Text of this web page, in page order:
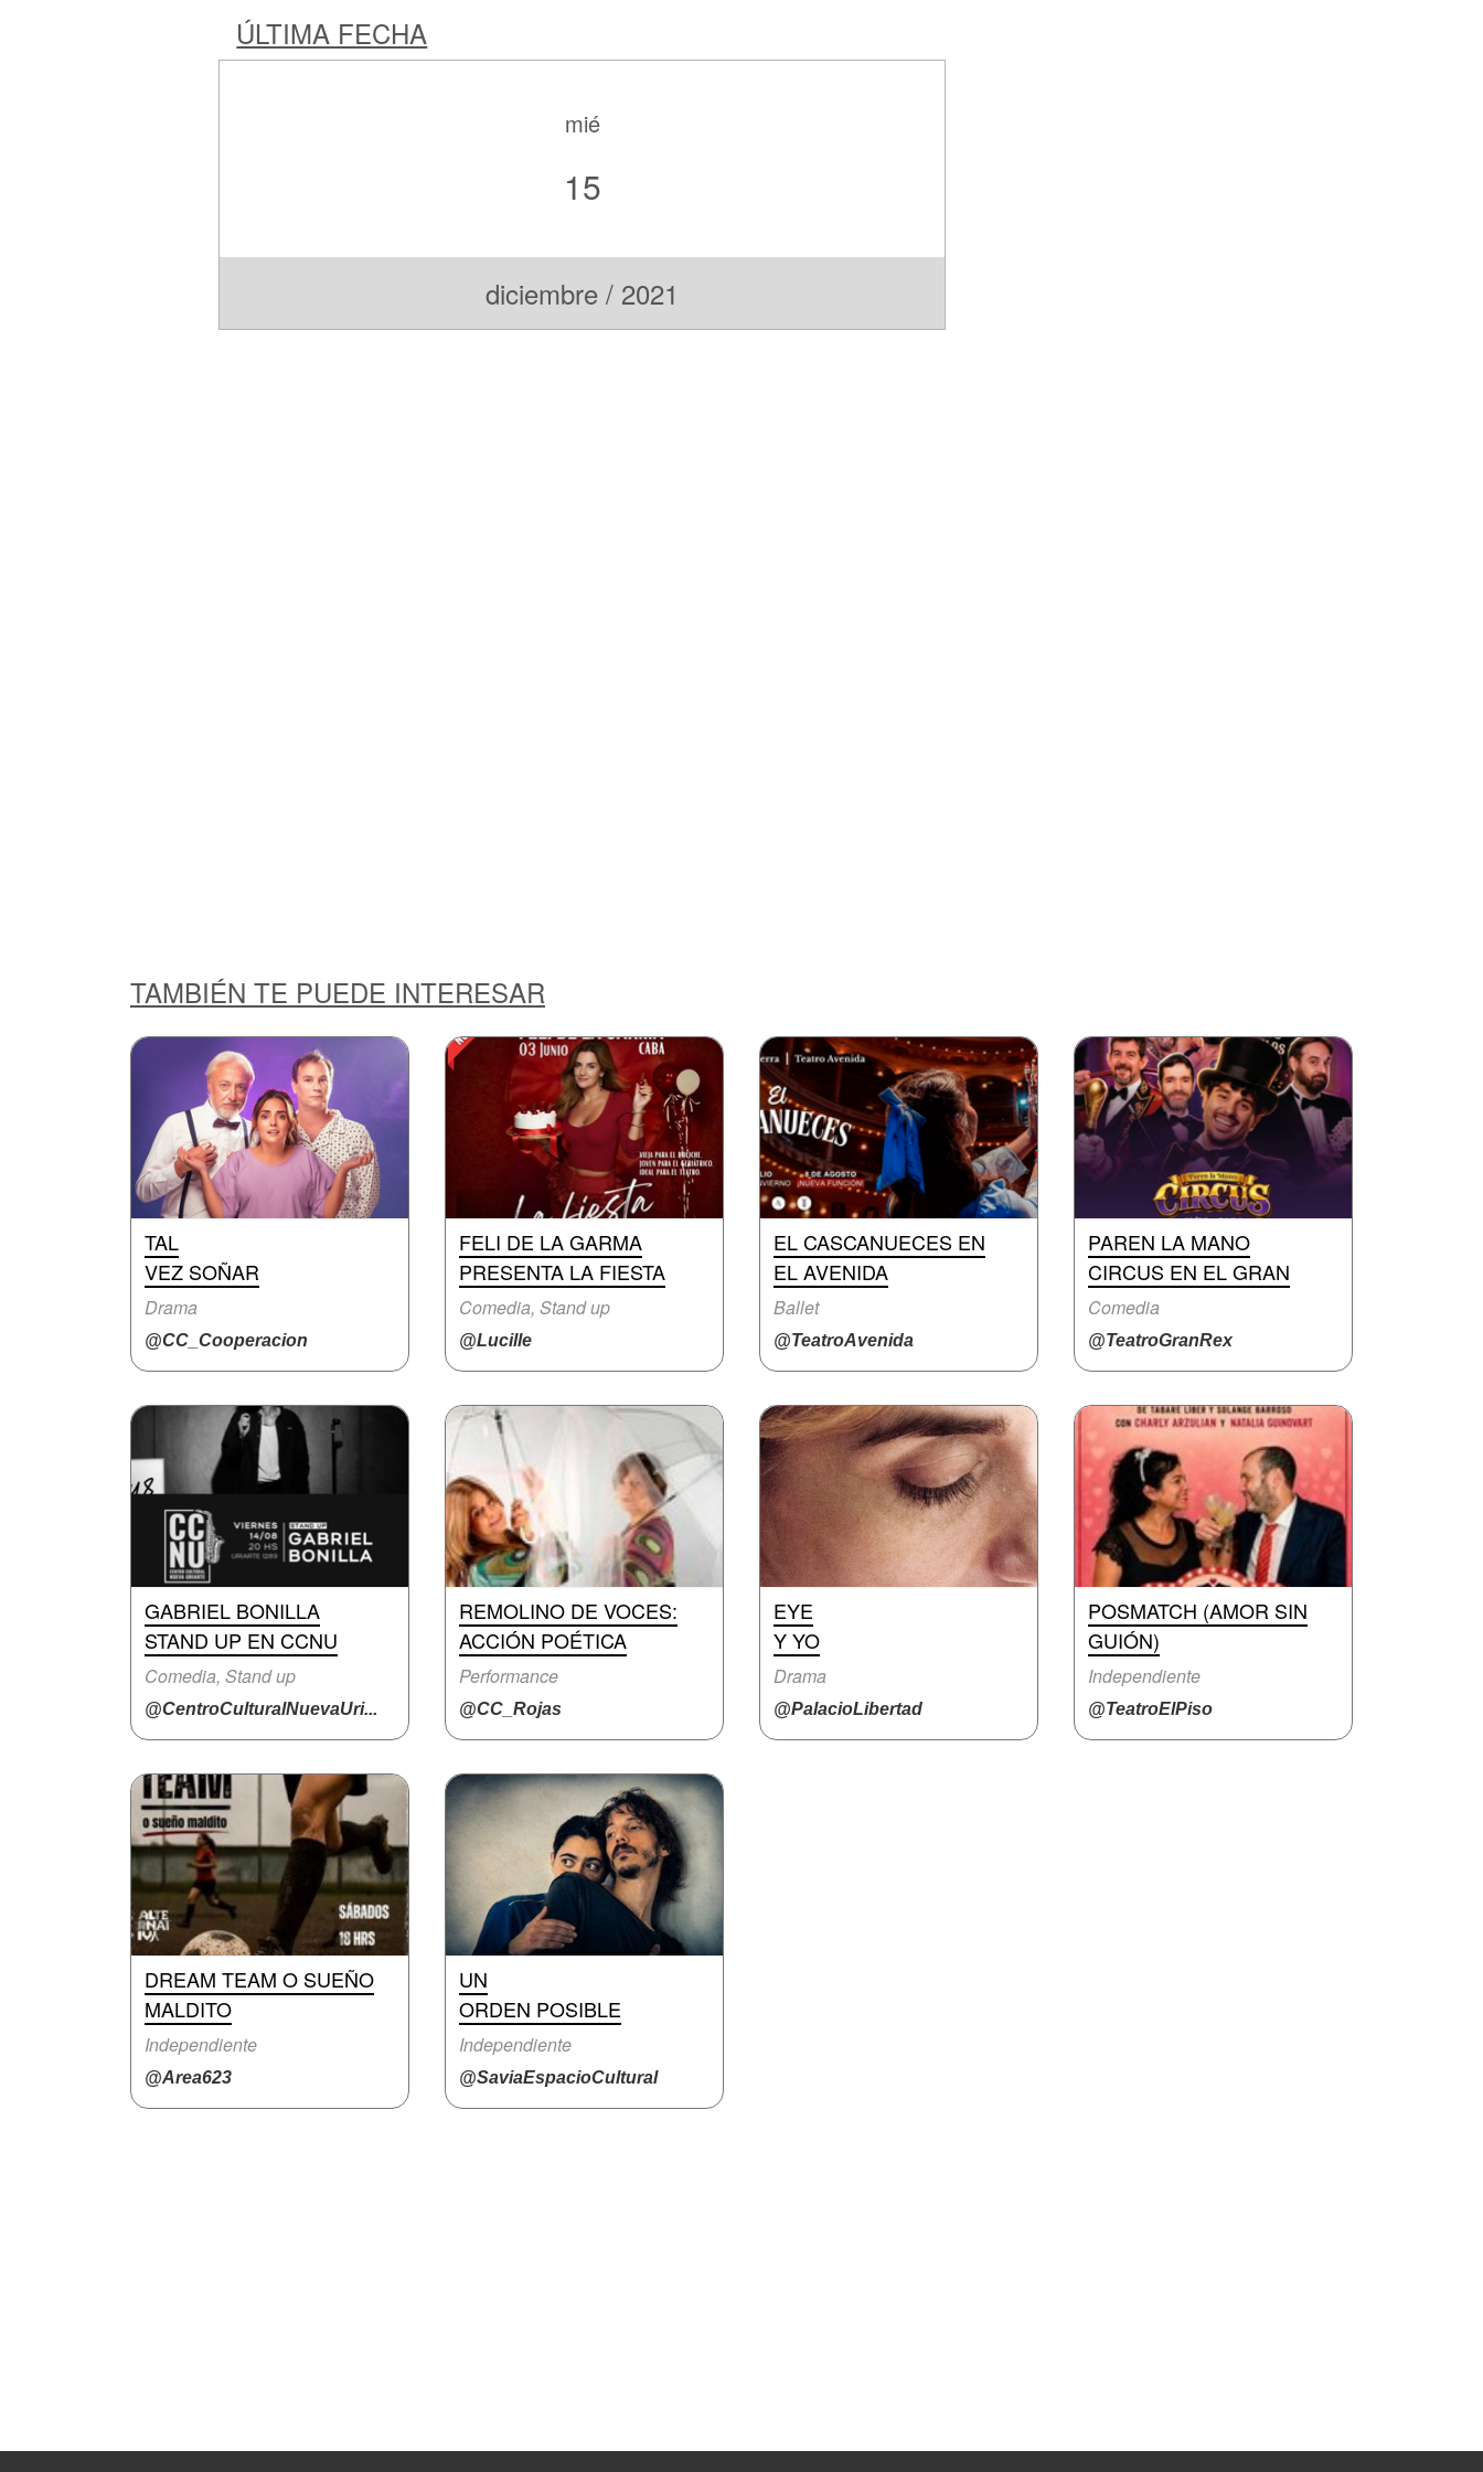
ÚLTIMA FECHA
mié
15
diciembre / 2021
TAMBIÉN TE PUEDE INTERESAR
TAL
VEZ SOÑAR
Drama
@CC_Cooperacion
FELI DE LA GARMA
PRESENTA LA FIESTA
Comedia, Stand up
@Lucille
EL CASCANUECES EN
EL AVENIDA
Ballet
@TeatroAvenida
PAREN LA MANO
CIRCUS EN EL GRAN
Comedia
@TeatroGranRex
GABRIEL BONILLA
STAND UP EN CCNU
Comedia, Stand up
@CentroCulturalNuevaUri...
REMOLINO DE VOCES:
ACCIÓN POÉTICA
Performance
@CC_Rojas
EYE
Y YO
Drama
@PalacioLibertad
POSMATCH (AMOR SIN
GUIÓN)
Independiente
@TeatroElPiso
DREAM TEAM O SUEÑO
MALDITO
Independiente
@Area623
UN
ORDEN POSIBLE
Independiente
@SaviaEspacioCultural